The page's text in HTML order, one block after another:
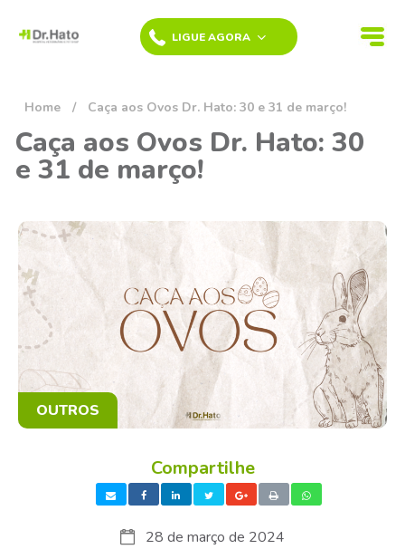
LIGUE AGORA
SÃO
BERNARDO DO
CAMPO
(11) 4336-7185
HOVET 24h -
SANTO ANDRÉ
VILA ALTO DE
SANTO ANDRÉ
- SANTO
ANDRÉ
(11) 4200-1160
JARDIM
PAULISTA -
(Pet Shop)
(11) 2501-7001
Home / Caça aos Ovos Dr. Hato: 30 e 31 de março!
Caça aos Ovos Dr. Hato: 30
e 31 de março!
OUTROS
Compartilhe
28 de março de 2024